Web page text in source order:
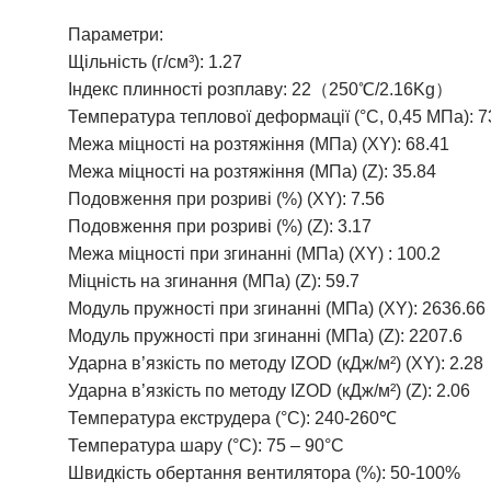
Параметри:
Щільність (г/см³): 1.27
Індекс плинності розплаву: 22（250℃/2.16Kg）
Температура теплової деформації (°C, 0,45 МПа):
Межа міцності на розтяжіння (МПа) (XY): 68.41
Межа міцності на розтяжіння (МПа) (Z): 35.84
Подовження при розриві (%) (XY): 7.56
Подовження при розриві (%) (Z): 3.17
Межа міцності при згинанні (МПа) (XY) : 100.2
Міцність на згинання (МПа) (Z): 59.7
Модуль пружності при згинанні (МПа) (XY): 2636.66
Модуль пружності при згинанні (МПа) (Z): 2207.6
Ударна в’язкість по методу IZOD (кДж/м²) (XY): 2.28
Ударна в’язкість по методу IZOD (кДж/м²) (Z): 2.06
Температура екструдера (°C): 240-260℃
Температура шару (°C): 75 – 90°C
Швидкість обертання вентилятора (%): 50-100%